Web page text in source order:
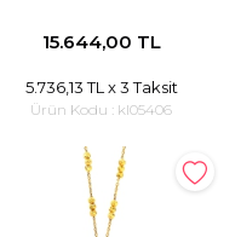
15.644,00 TL
5.736,13 TL x 3 Taksit
Ürün Kodu : kl05406